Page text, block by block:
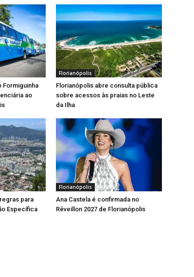
Formiguinha
ao
Florianópolis
Florianópolis abre consulta pública
sobre acessos às praias no Leste
da Ilha
para
Específica
Florianópolis
Ana Castela é confirmada no
Réveillon 2027 de Florianópolis